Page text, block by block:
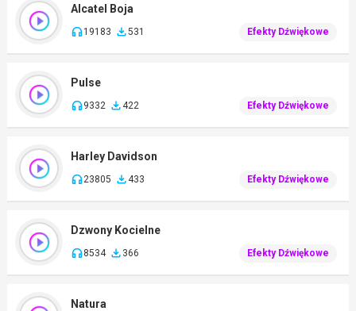
Alcatel Boja
19183 531 Efekty Dźwiękowe
Pulse
9332 422 Efekty Dźwiękowe
Harley Davidson
23805 433 Efekty Dźwiękowe
Dzwony Kocielne
8534 366 Efekty Dźwiękowe
Natura